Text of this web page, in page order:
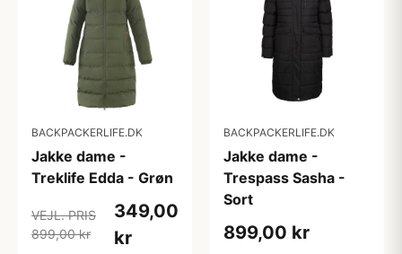
BACKPACKERLIFE.DK
Jakke dame -
Treklife Edda - Grøn
VEJL. PRIS
899,00 kr
349,00
kr
BACKPACKERLIFE.DK
Jakke dame -
Trespass Sasha -
Sort
899,00 kr